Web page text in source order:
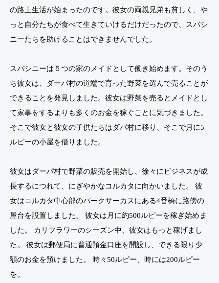
の路上生活が始まったのです。彼女の両親兄弟も貧しく、や
っと自分たちが食べて生きていけるだけだったので、スバシ
ニーたちを助けることはできませんでした。
スバシニーは５つの家のメイドとして働き始めます。そのう
ち彼女は、ダーパ村の道端で育った野菜を選んで売ることが
できることを発見しました。彼女は野菜を売るとメイドとし
て家事をするよりも多くのお金を稼ぐことに気づきました。
そこで彼女と彼女の子供たちはダパ村に移り、そこで月に5
ルピーの小屋を借りました。
彼女はダーパ村で野菜の販売を開始し、徐々にビジネスが成
長するにつれて、にぎやかなコルカタに向かいました。 彼
女はコルカタ中心部のパークサーカスにある4番橋に路傍の
屋台を設置しました。 彼女は月に約500ルピーを稼ぎ始めま
した。 カリフラワーのシーズン中、彼女はもっと稼げまし
た。 彼女は郵便局に普通預金口座を開設し、できる限り少
額のお金を預けました。 時々50ルピー、時には200ルピー
を。